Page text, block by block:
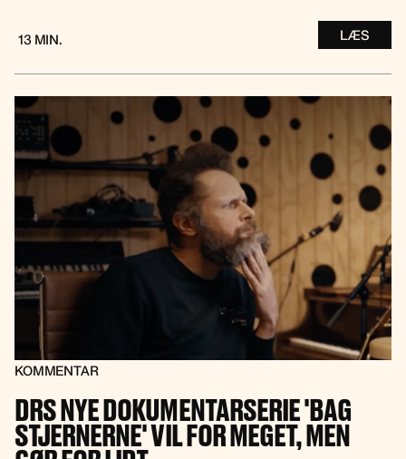
13 MIN. LÆS
KOMMENTAR
DRS NYE DOKUMENTARSERIE 'BAG
STJERNERNE' VIL FOR MEGET, MEN